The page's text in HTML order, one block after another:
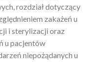
rozdział dotyczący
zakażeń u
i sterylizacji oraz
u pacjentów
niepożądanych u